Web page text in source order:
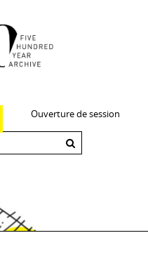
Ouverture de session